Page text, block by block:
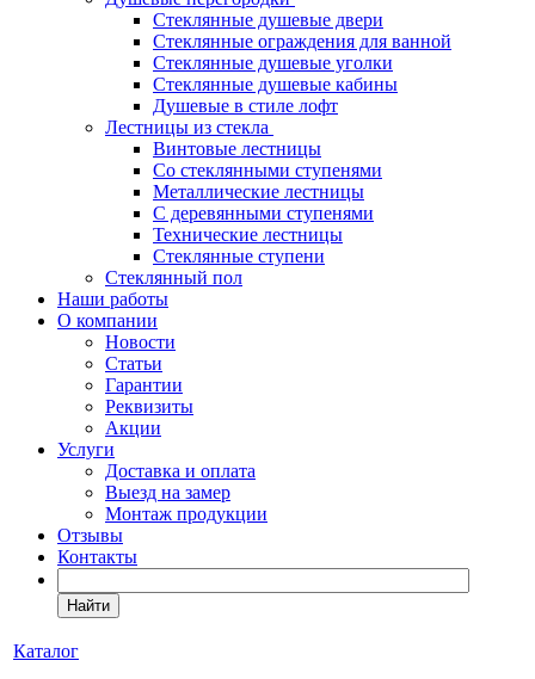
Стеклянные душевые двери
Стеклянные ограждения для ванной
Стеклянные душевые уголки
Стеклянные душевые кабины
Душевые в стиле лофт
Лестницы из стекла
Винтовые лестницы
Со стеклянными ступенями
Металлические лестницы
С деревянными ступенями
Технические лестницы
Стеклянные ступени
Стеклянный пол
Наши работы
О компании
Новости
Статьи
Гарантии
Реквизиты
Акции
Услуги
Доставка и оплата
Выезд на замер
Монтаж продукции
Отзывы
Контакты
Найти
Каталог